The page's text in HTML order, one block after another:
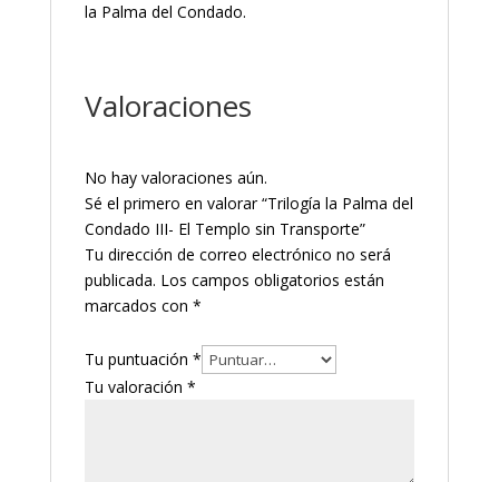
la Palma del Condado.
Valoraciones
No hay valoraciones aún.
Sé el primero en valorar “Trilogía la Palma del
Condado III- El Templo sin Transporte”
Tu dirección de correo electrónico no será
publicada. Los campos obligatorios están
marcados con *
Tu puntuación *
Tu valoración *